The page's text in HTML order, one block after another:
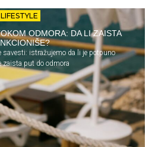
LIFESTYLE
ODMORA: DA LI ZAISTA
savesti: istražujemo da li je potpuno
zaista put do odmora